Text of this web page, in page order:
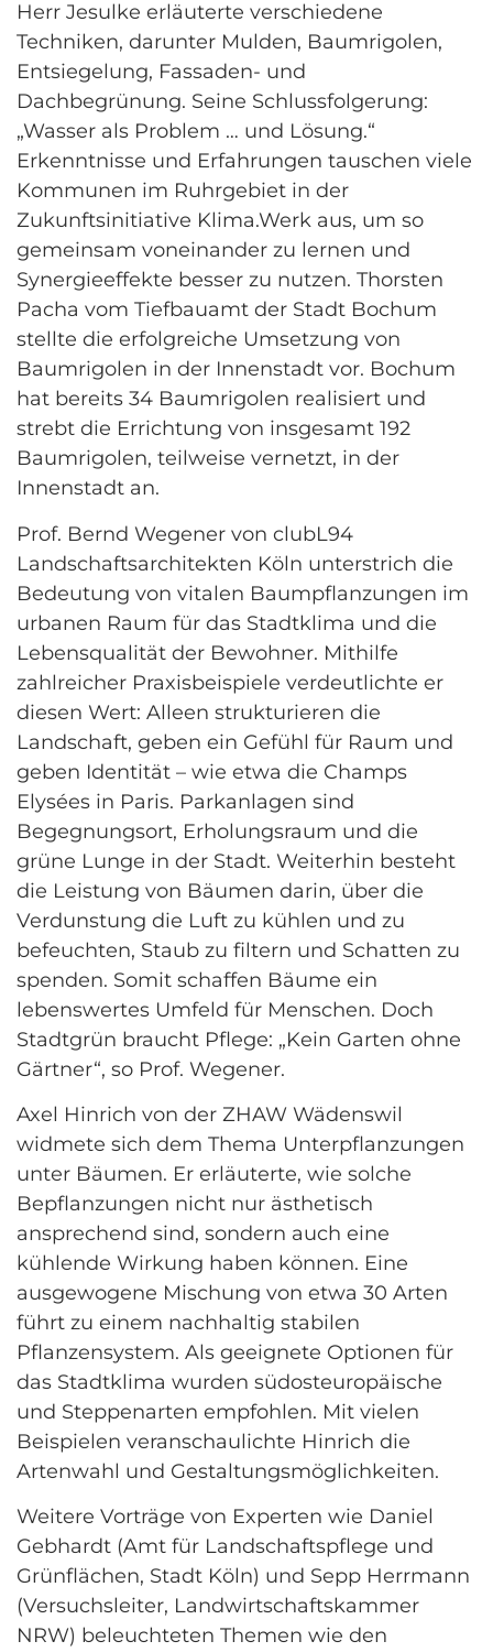
Herr Jesulke erläuterte verschiedene
Techniken, darunter Mulden, Baumrigolen,
Entsiegelung, Fassaden- und
Dachbegrünung. Seine Schlussfolgerung:
„Wasser als Problem … und Lösung.“
Erkenntnisse und Erfahrungen tauschen viele
Kommunen im Ruhrgebiet in der
Zukunftsinitiative Klima.Werk aus, um so
gemeinsam voneinander zu lernen und
Synergieeffekte besser zu nutzen. Thorsten
Pacha vom Tiefbauamt der Stadt Bochum
stellte die erfolgreiche Umsetzung von
Baumrigolen in der Innenstadt vor. Bochum
hat bereits 34 Baumrigolen realisiert und
strebt die Errichtung von insgesamt 192
Baumrigolen, teilweise vernetzt, in der
Innenstadt an.
Prof. Bernd Wegener von clubL94
Landschaftsarchitekten Köln unterstrich die
Bedeutung von vitalen Baumpflanzungen im
urbanen Raum für das Stadtklima und die
Lebensqualität der Bewohner. Mithilfe
zahlreicher Praxisbeispiele verdeutlichte er
diesen Wert: Alleen strukturieren die
Landschaft, geben ein Gefühl für Raum und
geben Identität – wie etwa die Champs
Elysées in Paris. Parkanlagen sind
Begegnungsort, Erholungsraum und die
grüne Lunge in der Stadt. Weiterhin besteht
die Leistung von Bäumen darin, über die
Verdunstung die Luft zu kühlen und zu
befeuchten, Staub zu filtern und Schatten zu
spenden. Somit schaffen Bäume ein
lebenswertes Umfeld für Menschen. Doch
Stadtgrün braucht Pflege: „Kein Garten ohne
Gärtner“, so Prof. Wegener.
Axel Hinrich von der ZHAW Wädenswil
widmete sich dem Thema Unterpflanzungen
unter Bäumen. Er erläuterte, wie solche
Bepflanzungen nicht nur ästhetisch
ansprechend sind, sondern auch eine
kühlende Wirkung haben können. Eine
ausgewogene Mischung von etwa 30 Arten
führt zu einem nachhaltig stabilen
Pflanzensystem. Als geeignete Optionen für
das Stadtklima wurden südosteuropäische
und Steppenarten empfohlen. Mit vielen
Beispielen veranschaulichte Hinrich die
Artenwahl und Gestaltungsmöglichkeiten.
Weitere Vorträge von Experten wie Daniel
Gebhardt (Amt für Landschaftspflege und
Grünflächen, Stadt Köln) und Sepp Herrmann
(Versuchsleiter, Landwirtschaftskammer
NRW) beleuchteten Themen wie den